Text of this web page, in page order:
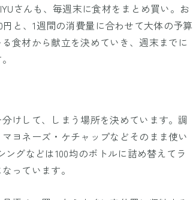
さんも、毎週末に食材をまとめ買い。お
と、1週間の消費量に合わせて大体の予算
食材から献立を決めていき、週末までに
けして、しまう場所を決めています。調
ヨネーズ・ケチャップなどそのまま使い
グなどは100均のボトルに詰め替えてラ
っています。